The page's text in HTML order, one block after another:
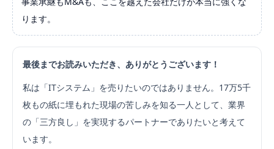
ります。
最後までお読みいただき、ありがとうございます！
私は「ITシステム」を売りたいのではありません。17万5千
枚もの紙に埋もれた現場の苦しみを知る一人として、業界
の「三方良し」を実現するパートナーでありたいと考えて
います。